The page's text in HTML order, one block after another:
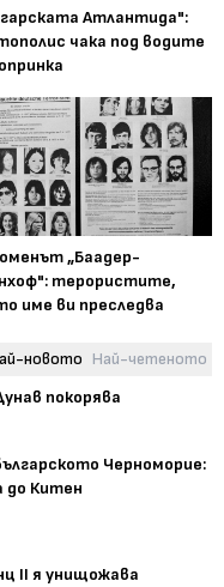
Атлантида":
чака под водите
„Баадер-
терористите,
име ви преследва
новото Най-четеното
покорява
Черноморие:
до Китен
II я унищожава